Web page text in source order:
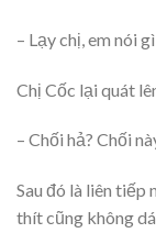
– Lạy chị, em nói
Chị Cốc lại quát
– Chối hả? Chối
Sau đó là liên tiếp
thít cũng không